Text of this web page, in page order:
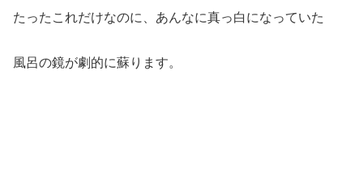
たったこれだけなのに、あんなに真っ白になっていた
風呂の鏡が劇的に蘇ります。